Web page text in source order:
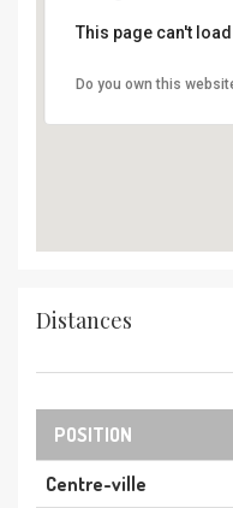
This page can't
Do you own this
Distances
POSITION
Centre-ville